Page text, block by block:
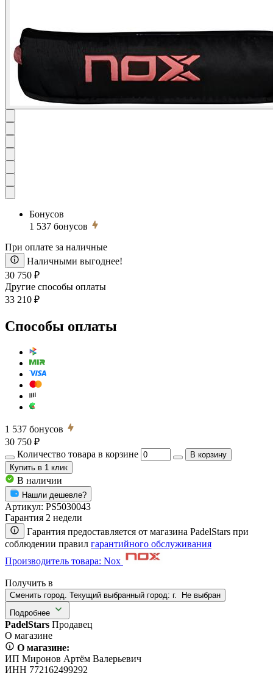
Бонусов
1 537 бонусов
При оплате за наличные
Наличными выгоднее!
30 750 ₽
Другие способы оплаты
33 210 ₽
Способы оплаты
1 537 бонусов
30 750 ₽
Количество товара в корзине
В корзину
Купить в 1 клик
В наличии
Нашли дешевле?
Артикул: PS5030043
Гарантия 2 недели
Гарантия предоставляется от магазина PadelStars при
соблюдении правил гарантийного обслуживания
Производитель товара: Nox
Получить в
Сменить город. Текущий выбранный город: г.
Не выбран
Подробнее
PadelStars Продавец
О магазине
О магазине:
ИП Миронов Артём Валерьевич
ИНН 772162499292